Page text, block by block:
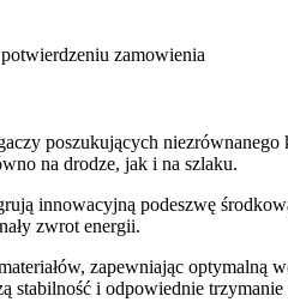
zamowienia
poszukujących
na drodze, jak i na szlaku.
innowacyjną podeszwę
zwrot energii.
zapewniając optymalną
stabilność i odpowiednie trzymanie